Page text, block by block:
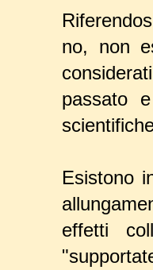
no, non
passato
Esistono
effetti